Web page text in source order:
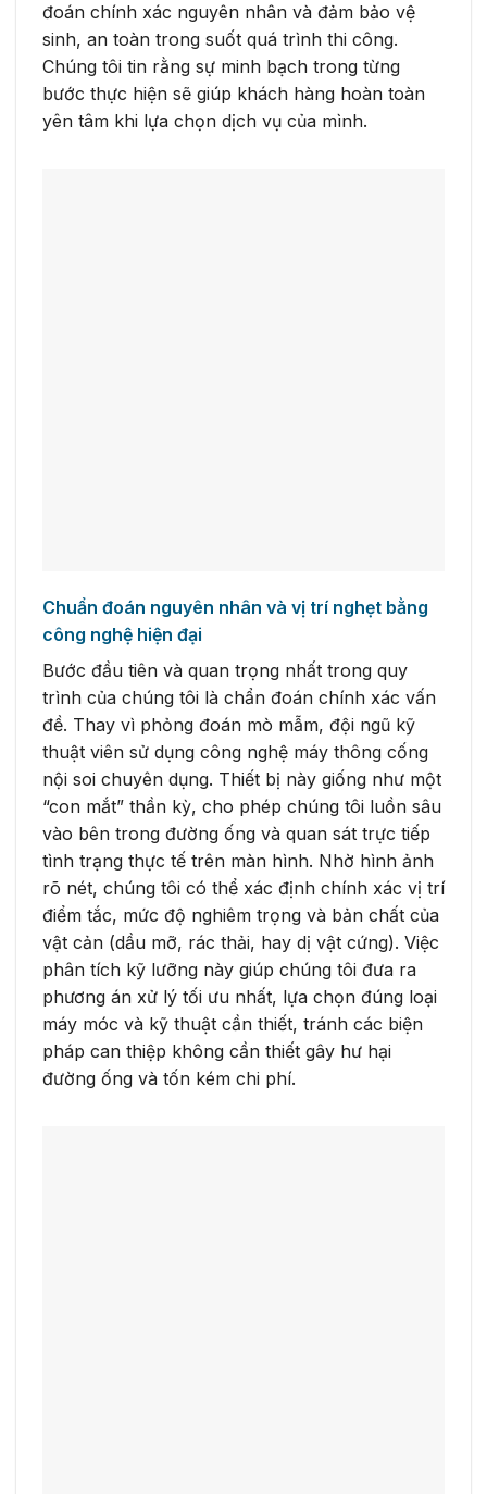
đoán chính xác nguyên nhân và đảm bảo vệ
sinh, an toàn trong suốt quá trình thi công.
Chúng tôi tin rằng sự minh bạch trong từng
bước thực hiện sẽ giúp khách hàng hoàn toàn
yên tâm khi lựa chọn dịch vụ của mình.
Chuẩn đoán nguyên nhân và vị trí nghẹt bằng
công nghệ hiện đại
Bước đầu tiên và quan trọng nhất trong quy
trình của chúng tôi là chẩn đoán chính xác vấn
đề. Thay vì phỏng đoán mò mẫm, đội ngũ kỹ
thuật viên sử dụng công nghệ máy thông cống
nội soi chuyên dụng. Thiết bị này giống như một
“con mắt” thần kỳ, cho phép chúng tôi luồn sâu
vào bên trong đường ống và quan sát trực tiếp
tình trạng thực tế trên màn hình. Nhờ hình ảnh
rõ nét, chúng tôi có thể xác định chính xác vị trí
điểm tắc, mức độ nghiêm trọng và bản chất của
vật cản (dầu mỡ, rác thải, hay dị vật cứng). Việc
phân tích kỹ lưỡng này giúp chúng tôi đưa ra
phương án xử lý tối ưu nhất, lựa chọn đúng loại
máy móc và kỹ thuật cần thiết, tránh các biện
pháp can thiệp không cần thiết gây hư hại
đường ống và tốn kém chi phí.